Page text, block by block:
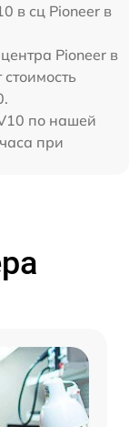
в сц Pioneer в
Pioneer в
по нашей
при